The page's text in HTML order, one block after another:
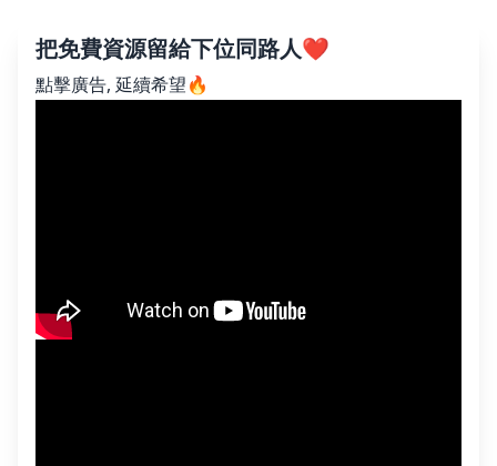
把免費資源留給下位同路人❤️
點擊廣告, 延續希望🔥